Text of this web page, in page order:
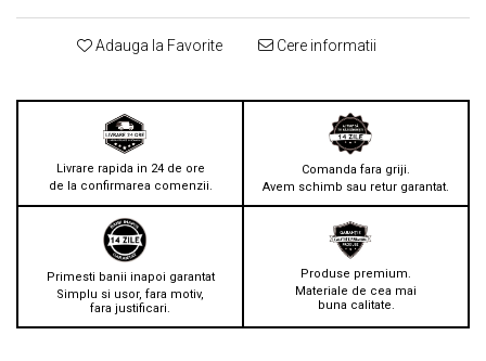
Adauga la Favorite Cere informatii
Livrare rapida in 24 de ore
de la confirmarea comenzii.
Comanda fara griji.
Avem schimb sau retur garantat.
Primesti banii inapoi garantat
Simplu si usor, fara motiv,
fara justificari.
Produse premium.
Materiale de cea mai
buna calitate.